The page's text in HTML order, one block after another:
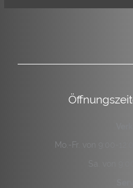
Mo.-Fr. von 9:00-